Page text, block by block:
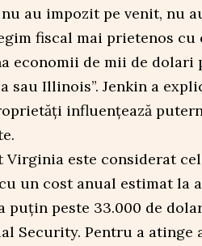
nu au impozit pe venit, nu
fiscal mai prietenos
economii de mii de dolari
sau Illinois”. Jenkin a
influențează
Virginia este considerat
un cost anual estimat la
puțin peste 33.000 de
Security. Pentru a atinge